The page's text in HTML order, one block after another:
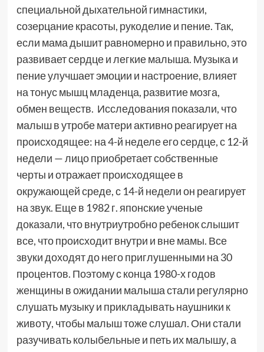
специальной дыхательной гимнастики,
созерцание красоты, рукоделие и пение. Так,
если мама дышит равномерно и правильно, это
развивает сердце и легкие малыша. Музыка и
пение улучшает эмоции и настроение, влияет
на тонус мышц младенца, развитие мозга,
обмен веществ. Исследования показали, что
малыш в утробе матери активно реагирует на
происходящее: на 4-й неделе его сердце, с 12-й
недели — лицо приобретает собственные
черты и отражает происходящее в
окружающей среде, с 14-й недели он реагирует
на звук. Еще в 1982 г. японские ученые
доказали, что внутриутробно ребенок слышит
все, что происходит внутри и вне мамы. Все
звуки доходят до него приглушенными на 30
процентов. Поэтому с конца 1980-х годов
женщины в ожидании малыша стали регулярно
слушать музыку и прикладывать наушники к
животу, чтобы малыш тоже слушал. Они стали
разучивать колыбельные и петь их малышу, а